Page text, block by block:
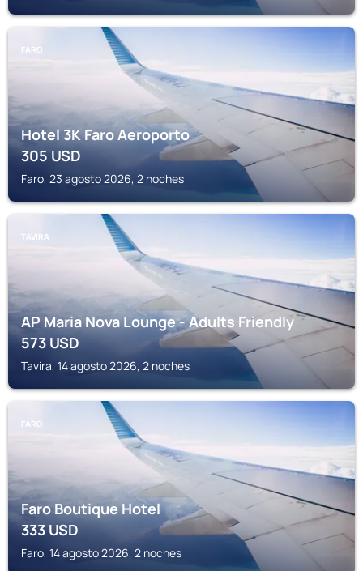
FARO
Hotel 3K Faro Aeroporto
305USD
Faro, 23 agosto 2026, 2 noches
TAVIRA
AP Maria Nova Lounge - Adults Friendly
573USD
Tavira, 14 agosto 2026, 2 noches
FARO
Faro Boutique Hotel
333USD
Faro, 14 agosto 2026, 2 noches